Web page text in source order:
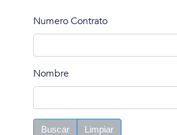
Numero Contrato
Nombre
Buscar Limpiar